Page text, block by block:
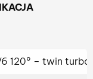
120° – twin